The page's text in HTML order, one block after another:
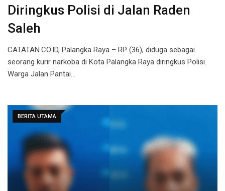
Diringkus Polisi di Jalan Raden
Saleh
CATATAN.CO.ID, Palangka Raya – RP (36), diduga sebagai
seorang kurir narkoba di Kota Palangka Raya diringkus Polisi.
Warga Jalan Pantai…
BERITA UTAMA